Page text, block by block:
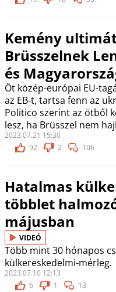
Kemény
Brüsszelnek
és
Öt közép-európai EU-
az EB-t, tartsa fenn az
Politico szerint az ötből
lesz, ha Brüsszel nem
2023.07.21 15:30
92
2 106
Hatalmas
többlet
májusban
VIDEÓ
Több mint 30 hónapos
külkereskedelmi-mérleg.
2023.07.10 12:13
6
1 13